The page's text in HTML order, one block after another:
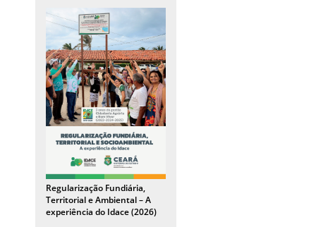
Regularização Fundiária,
Territorial e Ambiental – A
experiência do Idace (2026)